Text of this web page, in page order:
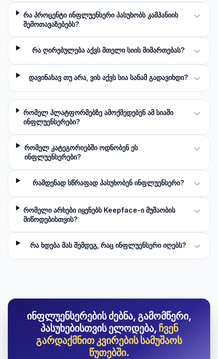
რა პროცენტი ინფლუენსერი პასუხობს კამპანიის
შემოთავაზებებს?
რა ღირებულება აქვს მთელი სიის მიმართებას?
დავინახავ თუ არა, ვის აქვს სია სანამ გადავიხდი?
რომელ პლატფორმებზე ამოქმედებენ ამ სიაში
ინფლუენსერები?
რომელ კატეგორიებში ოდნობენ ეს
ინფლუენსერები?
რამდენად სწრაფად პასუხობენ ინფლუენსერი?
რომელი არხები იყენებს Keepface-ი მუშაობის
მიწოდებისთვის?
რა ხდება მას შემდეგ, რაც ინფლუენსერი იღებს?
ინფლუენსერების ძებნა, გამომწერი,
პასუხებისთვის ელოდება, ჩვენ
გარდაქმნით კვირების სამუშაოს
წუთებში.